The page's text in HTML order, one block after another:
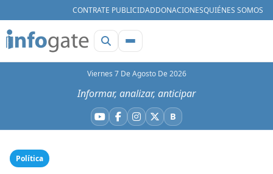
CONTRATE PUBLICIDADDONACIONESQUIÉNES SOMOS
Viernes 7 De Agosto De 2026
Informar, analizar, anticipar
YouTube
Facebook
Instagram
X BBluesky
Política